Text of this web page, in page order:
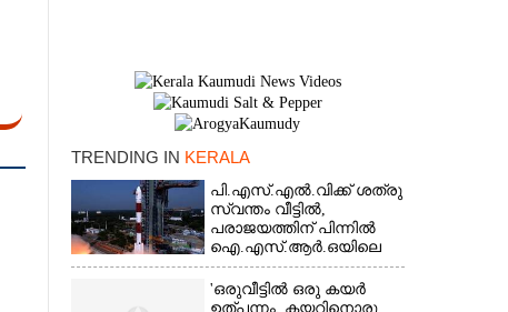
TRENDING IN KERALA
പി.എസ്.എൽ.വിക്ക് ശത്രു
സ്വന്തം വീട്ടിൽ,​
പരാജയത്തിന് പിന്നിൽ
ഐ.എസ്.ആർ.ഒയിലെ
ഉന്നതൻ
'ഒരുവീട്ടിൽ ഒരു കയർ
ഉത്പന്നം, കയറിനൊരു